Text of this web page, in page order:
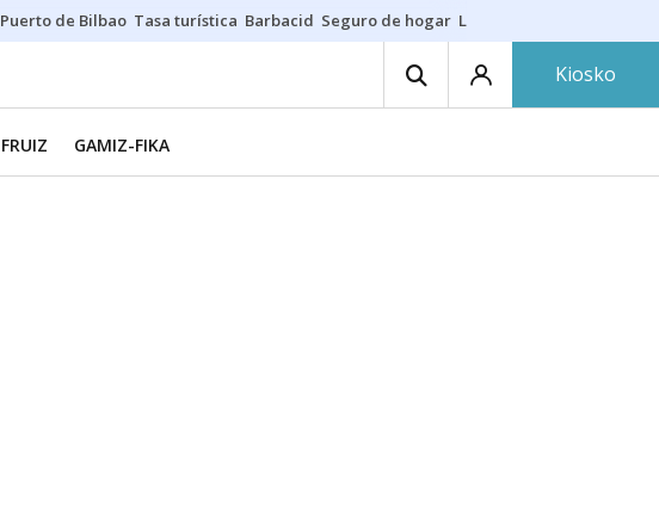
Puerto de Bilbao Tasa turística Barbacid Seguro de hogar Lío Athletic-Osasuna
Kiosko
FRUIZ GAMIZ-FIKA